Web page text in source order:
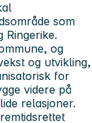
som
Ringerike.
og
og utvikling,
for
videre på
relasjoner.